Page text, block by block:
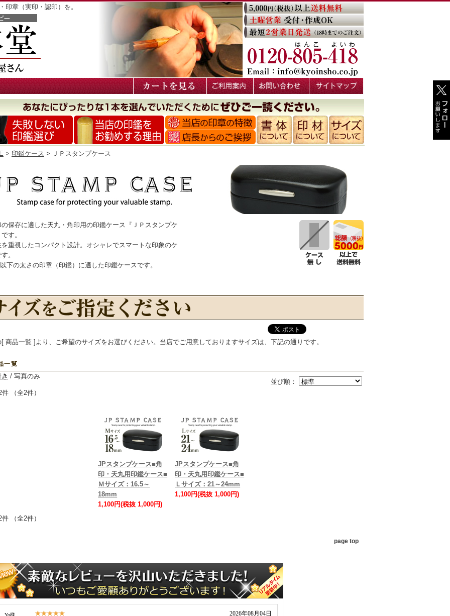
印章（実印・認印）を。
> 印鑑ケース > ＪＰスタンプケース
保存に適した天丸・角印用の印鑑ケース『ＪＰスタンプケ
す。
重視したコンパクト設計。オシャレでスマートな印象のケ
。
下の太さの印章（印鑑）に適した印鑑ケースです。
商品一覧 ]より、ご希望のサイズをお選びください。当店でご用意しておりますサイズは、下記の通りです。
一覧
並び順：
/ 写真のみ
（全2件）
JPスタンプケース■角
印・天丸用印鑑ケース■
Ｍサイズ：16.5～
18mm
1,100円(税抜 1,000円)
JPスタンプケース■角
印・天丸用印鑑ケース■
Ｌサイズ：21～24mm
1,100円(税抜 1,000円)
（全2件）
page top